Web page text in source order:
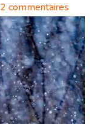
2 commentaires